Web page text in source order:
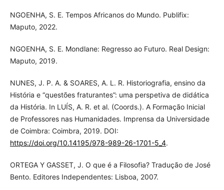
NGOENHA, S. E. Tempos Africanos do Mundo. Publifix:
Maputo, 2022.
NGOENHA, S. E. Mondlane: Regresso ao Futuro. Real Design:
Maputo, 2019.
NUNES, J. P. A. & SOARES, A. L. R. Historiografia, ensino da
História e “questões fraturantes”: uma perspetiva de didática
da História. In LUÍS, A. R. et al. (Coords.). A Formação Inicial
de Professores nas Humanidades. Imprensa da Universidade
de Coimbra: Coimbra, 2019. DOI:
https://doi.org/10.14195/978-989-26-1701-5_4.
ORTEGA Y GASSET, J. O que é a Filosofia? Tradução de José
Bento. Editores Independentes: Lisboa, 2007.